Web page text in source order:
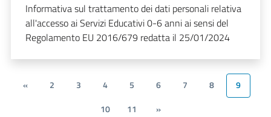
Informativa sul trattamento dei dati personali relativa
all'accesso ai Servizi Educativi 0-6 anni ai sensi del
Regolamento EU 2016/679 redatta il 25/01/2024
« 2 3 4 5 6 7 8
9
10
11 »